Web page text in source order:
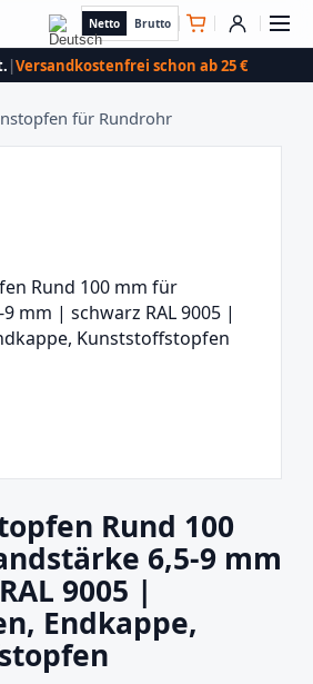
Netto Brutto
|Versandkostenfrei schon ab 25 €
für Rundrohr
Rund 100
6,5-9 mm
9005 |
Endkappe,